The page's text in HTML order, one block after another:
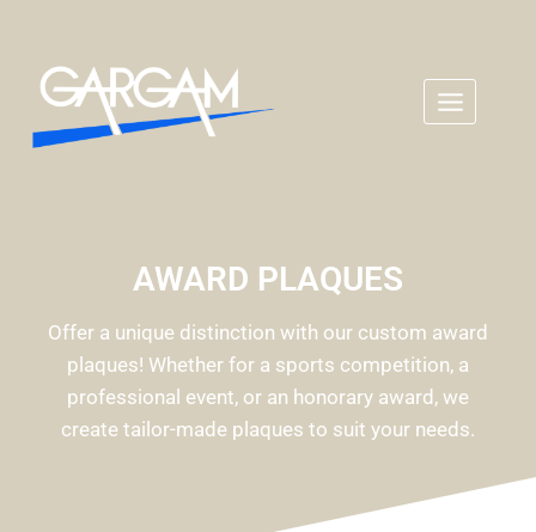
AWARD PLAQUES
Offer a unique distinction with our custom award
plaques! Whether for a sports competition, a
professional event, or an honorary award, we
create tailor-made plaques to suit your needs.